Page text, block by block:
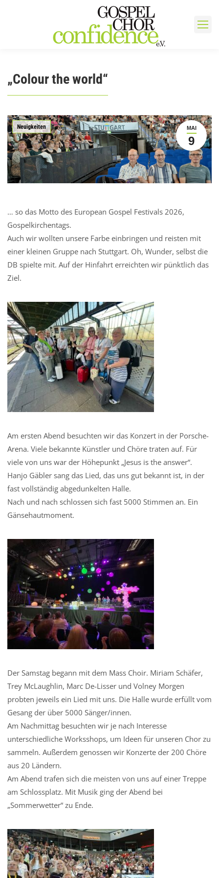
„Colour the world“
MAI
9
Neuigkeiten
… so das Motto des European Gospel Festivals 2026,
Gospelkirchentags.
Auch wir wollten unsere Farbe einbringen und reisten mit
einer kleinen Gruppe nach Stuttgart. Oh, Wunder, selbst die
DB spielte mit. Auf der Hinfahrt erreichten wir pünktlich das
Ziel.
Am ersten Abend besuchten wir das Konzert in der Porsche-
Arena. Viele bekannte Künstler und Chöre traten auf. Für
viele von uns war der Höhepunkt „Jesus is the answer“.
Hanjo Gäbler sang das Lied, das uns gut bekannt ist, in der
fast vollständig abgedunkelten Halle.
Nach und nach schlossen sich fast 5000 Stimmen an. Ein
Gänsehautmoment.
Der Samstag begann mit dem Mass Choir. Miriam Schäfer,
Trey McLaughlin, Marc De-Lisser und Volney Morgen
probten jeweils ein Lied mit uns. Die Halle wurde erfüllt vom
Gesang der über 5000 Sänger/innen.
Am Nachmittag besuchten wir je nach Interesse
unterschiedliche Worksshops, um Ideen für unseren Chor zu
sammeln. Außerdem genossen wir Konzerte der 200 Chöre
aus 20 Ländern.
Am Abend trafen sich die meisten von uns auf einer Treppe
am Schlossplatz. Mit Musik ging der Abend bei
„Sommerwetter“ zu Ende.